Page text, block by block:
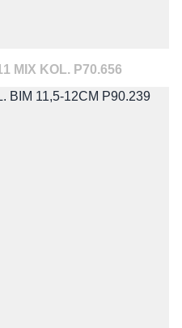
MIX KOL. P70.656